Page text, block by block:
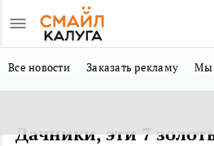
Все новости Заказать рекламу Мы
Дачники, эти 7